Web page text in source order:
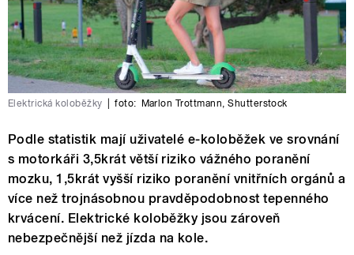
Elektrická koloběžky foto: Marlon Trottmann,Shutterstock
Podle statistik mají uživatelé e-koloběžek ve srovnání
s motorkáři 3,5krát větší riziko vážného poranění
mozku, 1,5krát vyšší riziko poranění vnitřních orgánů a
více než trojnásobnou pravděpodobnost tepenného
krvácení. Elektrické koloběžky jsou zároveň
nebezpečnější než jízda na kole.